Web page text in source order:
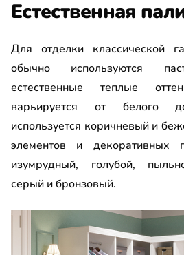
Естественная
Для отделки классической
обычно используются
естественные теплые
варьируется от белого
используется коричневый и
элементов и декоративных
изумрудный, голубой,
серый и бронзовый.